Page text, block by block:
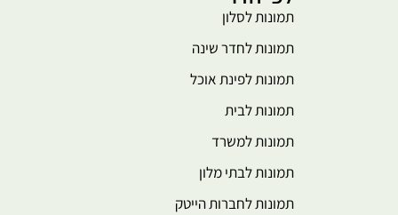
תמונות לסלון
תמונות לחדר שינה
תמונות לפינת אוכל
תמונות לבית
תמונות למשרד
תמונות לבתי מלון
תמונות לחברות הייטק